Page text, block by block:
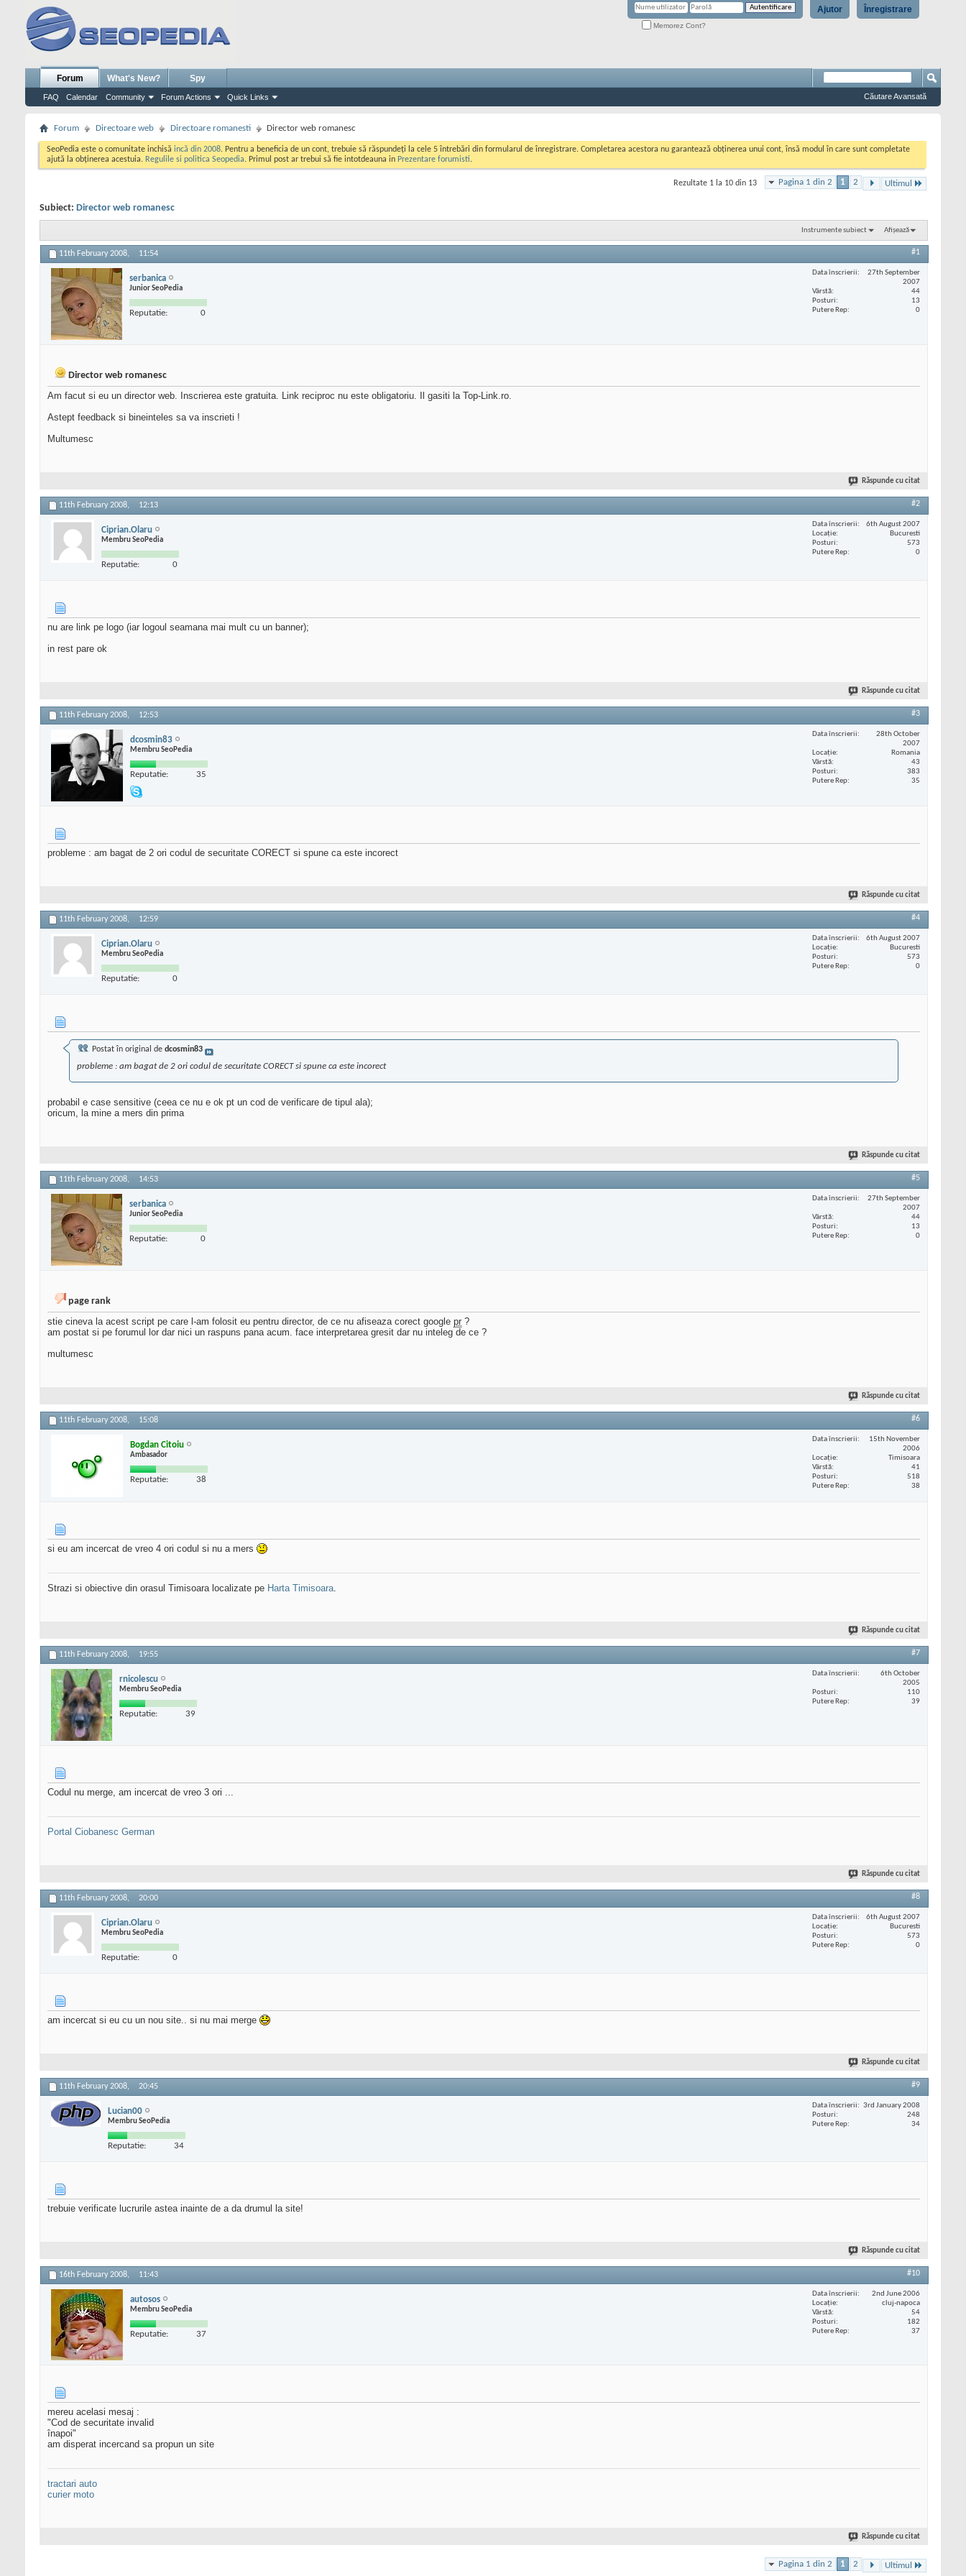
Înregistrare
Ajutor
Memorez Cont?
Forum
FAQ Calendar Community Forum Actions Quick Links
What's New? Spy
Căutare Avansată
Forum Directoare web Directoare romanesti Director web romanesc
SeoPedia este o comunitate inchisă incă din 2008. Pentru a beneficia de un cont, trebuie să răspundeți la cele 5 întrebări din formularul de înregistrare. Completarea acestora nu garantează obținerea unui cont, însă modul în care sunt completate
ajută la obținerea acestuia. Regulile si politica Seopedia. Primul post ar trebui să fie intotdeauna in Prezentare forumisti.
Pagina 1 din 2 1 2 Ultimul
Rezultate 1 la 10 din 13
Subiect: Director web romanesc
Instrumente subiect Afișează
11th February 2008, 11:54 #1
serbanica
Junior SeoPedia
Reputatie: 0
Data înscrierii
27th September
2007
Vârstă
44
Posturi
13
Putere Rep
0
Director web romanesc
Am facut si eu un director web. Inscrierea este gratuita. Link reciproc nu este obligatoriu. Il gasiti la Top-Link.ro.
Astept feedback si bineinteles sa va inscrieti !
Multumesc
Răspunde cu citat
11th February 2008, 12:13 #2
Ciprian.Olaru
Membru SeoPedia
Reputatie: 0
Data înscrierii
6th August 2007
Locaţie
Bucuresti
Posturi
573
Putere Rep
0
nu are link pe logo (iar logoul seamana mai mult cu un banner);
in rest pare ok
Răspunde cu citat
11th February 2008, 12:53 #3
dcosmin83
Membru SeoPedia
Reputatie: 35
Data înscrierii
28th October
2007
Locaţie
Romania
Vârstă
43
Posturi
383
Putere Rep
35
probleme : am bagat de 2 ori codul de securitate CORECT si spune ca este incorect
Răspunde cu citat
11th February 2008, 12:59 #4
Ciprian.Olaru
Membru SeoPedia
Reputatie: 0
Data înscrierii
6th August 2007
Locaţie
Bucuresti
Posturi
573
Putere Rep
0
Postat în original de dcosmin83
probleme : am bagat de 2 ori codul de securitate CORECT si spune ca este incorect
probabil e case sensitive (ceea ce nu e ok pt un cod de verificare de tipul ala);
oricum, la mine a mers din prima
Răspunde cu citat
11th February 2008, 14:53 #5
serbanica
Junior SeoPedia
Reputatie: 0
Data înscrierii
27th September
2007
Vârstă
44
Posturi
13
Putere Rep
0
page rank
stie cineva la acest script pe care l-am folosit eu pentru director, de ce nu afiseaza corect google pr ?
am postat si pe forumul lor dar nici un raspuns pana acum. face interpretarea gresit dar nu inteleg de ce ?
multumesc
Răspunde cu citat
11th February 2008, 15:08 #6
Bogdan Citoiu
Ambasador
Reputatie: 38
Data înscrierii
15th November
2006
Locaţie
Timisoara
Vârstă
41
Posturi
518
Putere Rep
38
si eu am incercat de vreo 4 ori codul si nu a mers
Strazi si obiective din orasul Timisoara localizate pe Harta Timisoara.
Răspunde cu citat
11th February 2008, 19:55 #7
rnicolescu
Membru SeoPedia
Reputatie: 39
Data înscrierii
6th October
2005
Posturi
110
Putere Rep
39
Codul nu merge, am incercat de vreo 3 ori ...
Portal Ciobanesc German
Răspunde cu citat
11th February 2008, 20:00 #8
Ciprian.Olaru
Membru SeoPedia
Reputatie: 0
Data înscrierii
6th August 2007
Locaţie
Bucuresti
Posturi
573
Putere Rep
0
am incercat si eu cu un nou site.. si nu mai merge
Răspunde cu citat
11th February 2008, 20:45 #9
Lucian00
Membru SeoPedia
Reputatie: 34
Data înscrierii
3rd January 2008
Posturi
248
Putere Rep
34
trebuie verificate lucrurile astea inainte de a da drumul la site!
Răspunde cu citat
16th February 2008, 11:43 #10
autosos
Membru SeoPedia
Reputatie: 37
Data înscrierii
2nd June 2006
Locaţie
cluj-napoca
Vârstă
54
Posturi
182
Putere Rep
37
mereu acelasi mesaj :
"Cod de securitate invalid
înapoi"
am disperat incercand sa propun un site
tractari auto
curier moto
Răspunde cu citat
Pagina 1 din 2 1 2 Ultimul